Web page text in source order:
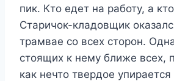
пик. Кто едет на работу, а
Старичок-кладовщик
трамвае со всех сторон.
стоящих к нему ближе всех,
как нечто твердое